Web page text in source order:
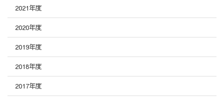
2021年度
2020年度
2019年度
2018年度
2017年度